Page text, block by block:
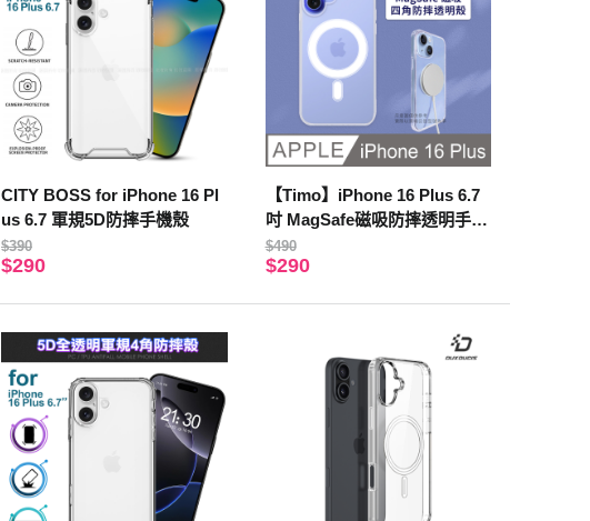
CITY BOSS for iPhone 16 Pl
us 6.7 軍規5D防摔手機殼
$390
$290
【Timo】iPhone 16 Plus 6.7
吋 MagSafe磁吸防摔透明手機
保護殼
$490
$290